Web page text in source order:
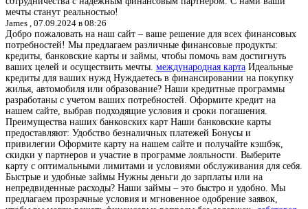
мечты станут реальностью!
James , 07.09.2024 в 08:26
Добро пожаловать на наш сайт – ваше решение для всех финансовых
потребностей! Мы предлагаем различные финансовые продукты:
кредиты, банковские карты и займы, чтобы помочь вам достигнуть
ваших целей и осуществить мечты. международная карта Идеальные
кредиты для ваших нужд Нуждаетесь в финансировании на покупку
жилья, автомобиля или образование? Наши кредитные программы
разработаны с учетом ваших потребностей. Оформите кредит на
нашем сайте, выбрав подходящие условия и сроки погашения.
Преимущества наших банковских карт Наши банковские карты
предоставляют: Удобство безналичных платежей Бонусы и
привилегии Оформите карту на нашем сайте и получайте кэшбэк,
скидки у партнеров и участие в программе лояльности. Выберите
карту с оптимальными лимитами и условиями обслуживания для себя.
Быстрые и удобные займы Нужны деньги до зарплаты или на
непредвиденные расходы? Наши займы – это быстро и удобно. Мы
предлагаем прозрачные условия и мгновенное одобрение заявок,